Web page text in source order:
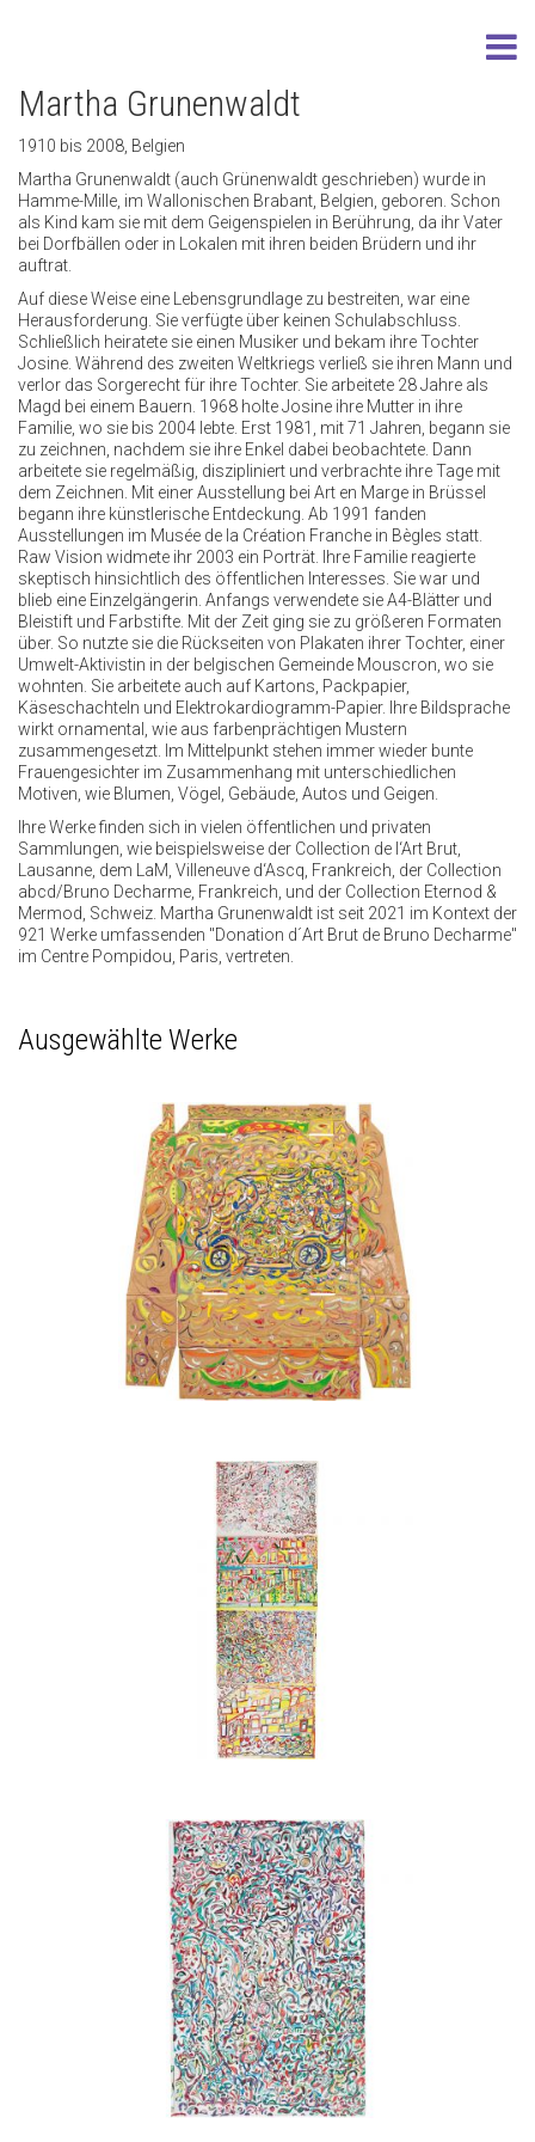
Martha Grunenwaldt
1910 bis 2008, Belgien
Martha Grunenwaldt (auch Grünenwaldt geschrieben) wurde in
Hamme-Mille, im Wallonischen Brabant, Belgien, geboren. Schon
als Kind kam sie mit dem Geigenspielen in Berührung, da ihr Vater
bei Dorfbällen oder in Lokalen mit ihren beiden Brüdern und ihr
auftrat.
Auf diese Weise eine Lebensgrundlage zu bestreiten, war eine
Herausforderung. Sie verfügte über keinen Schulabschluss.
Schließlich heiratete sie einen Musiker und bekam ihre Tochter
Josine. Während des zweiten Weltkriegs verließ sie ihren Mann und
verlor das Sorgerecht für ihre Tochter. Sie arbeitete 28 Jahre als
Magd bei einem Bauern. 1968 holte Josine ihre Mutter in ihre
Familie, wo sie bis 2004 lebte. Erst 1981, mit 71 Jahren, begann sie
zu zeichnen, nachdem sie ihre Enkel dabei beobachtete. Dann
arbeitete sie regelmäßig, diszipliniert und verbrachte ihre Tage mit
dem Zeichnen. Mit einer Ausstellung bei Art en Marge in Brüssel
begann ihre künstlerische Entdeckung. Ab 1991 fanden
Ausstellungen im Musée de la Création Franche in Bègles statt.
Raw Vision widmete ihr 2003 ein Porträt. Ihre Familie reagierte
skeptisch hinsichtlich des öffentlichen Interesses. Sie war und
blieb eine Einzelgängerin. Anfangs verwendete sie A4-Blätter und
Bleistift und Farbstifte. Mit der Zeit ging sie zu größeren Formaten
über. So nutzte sie die Rückseiten von Plakaten ihrer Tochter, einer
Umwelt-Aktivistin in der belgischen Gemeinde Mouscron, wo sie
wohnten. Sie arbeitete auch auf Kartons, Packpapier,
Käseschachteln und Elektrokardiogramm-Papier. Ihre Bildsprache
wirkt ornamental, wie aus farbenprächtigen Mustern
zusammengesetzt. Im Mittelpunkt stehen immer wieder bunte
Frauengesichter im Zusammenhang mit unterschiedlichen
Motiven, wie Blumen, Vögel, Gebäude, Autos und Geigen.
Ihre Werke finden sich in vielen öffentlichen und privaten
Sammlungen, wie beispielsweise der Collection de l‘Art Brut,
Lausanne, dem LaM, Villeneuve d‘Ascq, Frankreich, der Collection
abcd/Bruno Decharme, Frankreich, und der Collection Eternod &
Mermod, Schweiz. Martha Grunenwaldt ist seit 2021 im Kontext der
921 Werke umfassenden "Donation d´Art Brut de Bruno Decharme"
im Centre Pompidou, Paris, vertreten.
Ausgewählte Werke